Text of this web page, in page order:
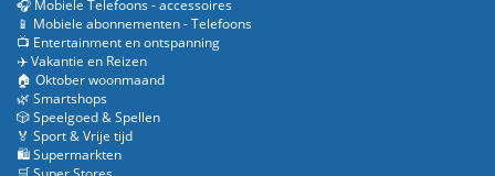
🎧 Mobiele Telefoons - accessoires
📱 Mobiele abonnementen - Telefoons
📺 Entertainment en ontspanning
✈️ Vakantie en Reizen
🏠 Oktober woonmaand
🌿 Smartshops
🎲 Speelgoed & Spellen
🏅 Sport & Vrije tijd
🛍️ Supermarkten